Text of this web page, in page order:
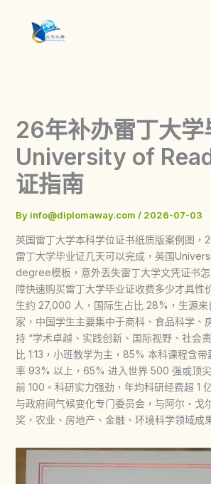
content
26年补办雷丁大学
University of
证指南
By info@diplomaway.com / 2026-07-03
英国雷丁大学本科学位证书纸质版案例图，
雷丁大学毕业证几天可以完成，英国
degree模板，意外丢失雷丁大学文凭证书
障快速购买雷丁大学毕业证收费多少才具性
生约 27,000 人，国际生占比 28%，生源来
家，中国学生主要集中于商科、食品科学、
持 “学术卓越、实践创新、国际视野、社会
比 1:13，小班教学为主，85% 本科课程含
率 93% 以上，65% 进入世界 500 强或顶
前 100。科研实力强劲，年均科研经费超 1
与政府间气候变化专门委员会，与阿尔・戈
奖，农业、房地产、金融、环境科学领域成